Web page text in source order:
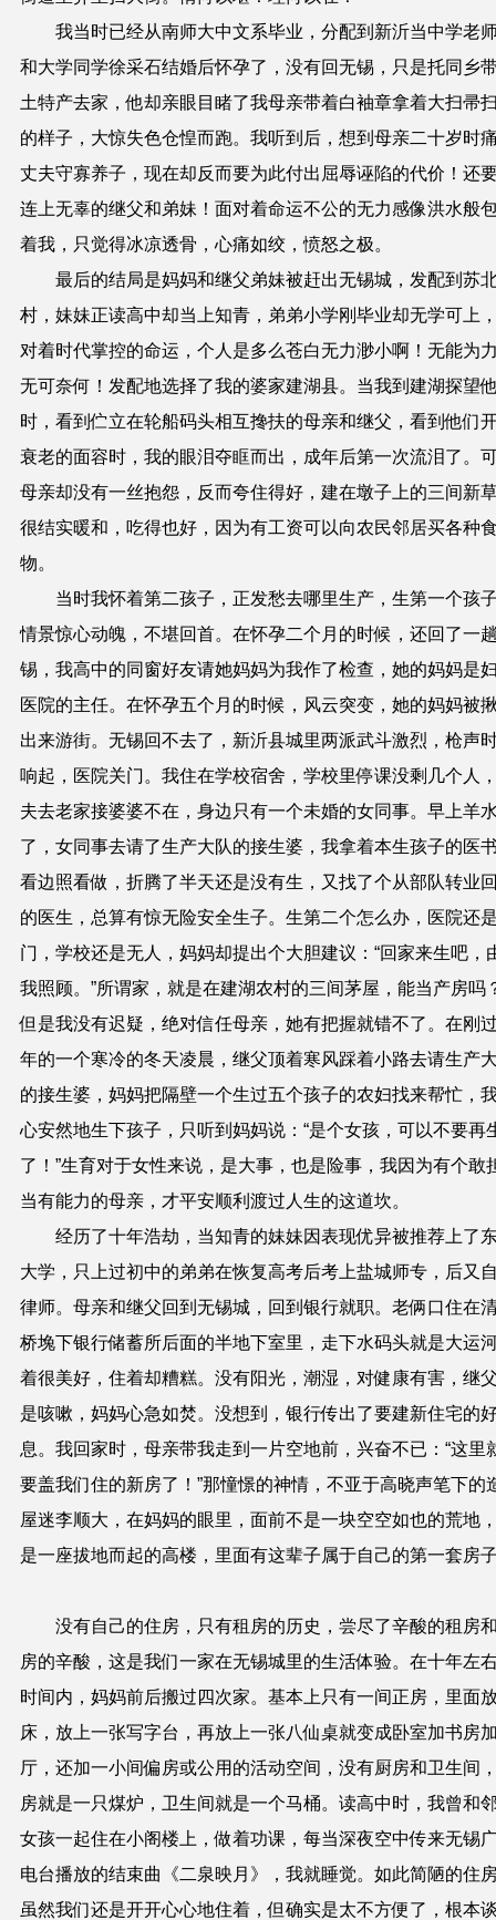
我当时已经从南师大中文系毕业，分配到新沂当中学老
和大学同学徐采石结婚后怀孕了，没有回无锡，只是托同乡
土特产去家，他却亲眼目睹了我母亲带着白袖章拿着大扫帚
的样子，大惊失色仓惶而跑。我听到后，想到母亲二十岁时
丈夫守寡养子，现在却反而要为此付出屈辱诬陷的代价！还
连上无辜的继父和弟妹！面对着命运不公的无力感像洪水般
着我，只觉得冰凉透骨，心痛如绞，愤怒之极。
最后的结局是妈妈和继父弟妹被赶出无锡城，发配到苏
村，妹妹正读高中却当上知青，弟弟小学刚毕业却无学可上
对着时代掌控的命运，个人是多么苍白无力渺小啊！无能为
无可奈何！发配地选择了我的婆家建湖县。当我到建湖探望
时，看到伫立在轮船码头相互搀扶的母亲和继父，看到他们
衰老的面容时，我的眼泪夺眶而出，成年后第一次流泪了。
母亲却没有一丝抱怨，反而夸住得好，建在墩子上的三间新
很结实暖和，吃得也好，因为有工资可以向农民邻居买各种
物。
当时我怀着第二孩子，正发愁去哪里生产，生第一个孩
情景惊心动魄，不堪回首。在怀孕二个月的时候，还回了一
锡，我高中的同窗好友请她妈妈为我作了检查，她的妈妈是
医院的主任。在怀孕五个月的时候，风云突变，她的妈妈被
出来游街。无锡回不去了，新沂县城里两派武斗激烈，枪声
响起，医院关门。我住在学校宿舍，学校里停课没剩几个人
夫去老家接婆婆不在，身边只有一个未婚的女同事。早上羊
了，女同事去请了生产大队的接生婆，我拿着本生孩子的医
看边照看做，折腾了半天还是没有生，又找了个从部队转业
的医生，总算有惊无险安全生子。生第二个怎么办，医院还
门，学校还是无人，妈妈却提出个大胆建议： “回家来生吧，
我照顾。 ”所谓家，就是在建湖农村的三间茅屋，能当产房吗
但是我没有迟疑，绝对信任母亲，她有把握就错不了。在刚
年的一个寒冷的冬天凌晨，继父顶着寒风踩着小路去请生产
的接生婆，妈妈把隔壁一个生过五个孩子的农妇找来帮忙，
心安然地生下孩子，只听到妈妈说： “是个女孩，可以不要再
了！ ”生育对于女性来说，是大事，也是险事，我因为有个敢
当有能力的母亲，才平安顺利渡过人生的这道坎。
经历了十年浩劫，当知青的妹妹因表现优异被推荐上了
大学，只上过初中的弟弟在恢复高考后考上盐城师专，后又
律师。母亲和继父回到无锡城，回到银行就职。老俩口住在
桥堍下银行储蓄所后面的半地下室里，走下水码头就是大运
着很美好，住着却糟糕。没有阳光，潮湿，对健康有害，继
是咳嗽，妈妈心急如焚。没想到，银行传出了要建新住宅的
息。我回家时，母亲带我走到一片空地前，兴奋不已： “这里
要盖我们住的新房了！ ”那憧憬的神情，不亚于高晓声笔下的
屋迷李顺大，在妈妈的眼里，面前不是一块空空如也的荒地
是一座拔地而起的高楼，里面有这辈子属于自己的第一套房
没有自己的住房，只有租房的历史，尝尽了辛酸的租房
房的辛酸，这是我们一家在无锡城里的生活体验。在十年左
时间内，妈妈前后搬过四次家。基本上只有一间正房，里面
床，放上一张写字台，再放上一张八仙桌就变成卧室加书房
厅，还加一小间偏房或公用的活动空间，没有厨房和卫生间
房就是一只煤炉，卫生间就是一个马桶。读高中时，我曾和
女孩一起住在小阁楼上，做着功课，每当深夜空中传来无锡
电台播放的结束曲《二泉映月》，我就睡觉。如此简陋的住
虽然我们还是开开心心地住着，但确实是太不方便了，根本